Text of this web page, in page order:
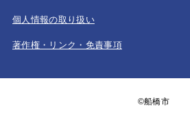
個人情報の取り扱い
著作権・リンク・免責事項
©船橋市